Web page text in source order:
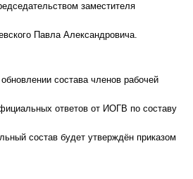
заместителя
Павла Александровича.
состава членов рабочей
ответов от ИОГВ по составу
состав будет утверждён приказом